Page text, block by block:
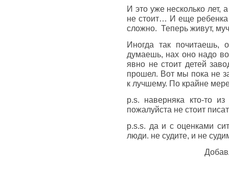
И это уже несколько лет,
не стоит… И еще ребенка
сложно. Теперь живут,
Иногда так почитаешь,
думаешь, нах оно надо
явно не стоит детей
прошел. Вот мы пока не
к лучшему. По крайне
p.s. наверняка кто-то
пожалуйста не стоит
p.s.s. да и с оценками
люди. не судите, и не